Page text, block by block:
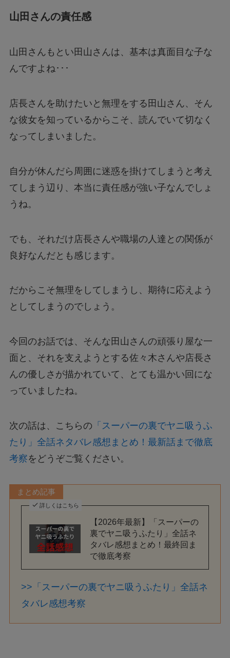
山田さんの責任感
山田さんもとい田山さんは、基本は真面目な子な
んですよね･･･
店長さんを助けたいと無理をする田山さん、そん
な彼女を知っているからこそ、読んでいて切なく
なってしまいました。
自分が休んだら周囲に迷惑を掛けてしまうと考え
てしまう辺り、本当に責任感が強い子なんでしょ
うね。
でも、それだけ店長さんや職場の人達との関係が
良好なんだとも感じます。
だからこそ無理をしてしまうし、期待に応えよう
としてしまうのでしょう。
今回のお話では、そんな田山さんの頑張り屋な一
面と、それを支えようとする佐々木さんや店長さ
んの優しさが描かれていて、とても温かい回にな
っていましたね。
次の話は、こちらの 「スーパーの裏でヤニ吸うふ
たり」全話ネタバレ感想まとめ！最新話まで徹底
考察をどうぞご覧ください。
まとめ記事
詳しくはこちら
【2026年最新】「スーパーの
裏でヤニ吸うふたり」全話ネ
タバレ感想まとめ！最終回ま
で徹底考察
>>「スーパーの裏でヤニ吸うふたり」全話ネ
タバレ感想考察